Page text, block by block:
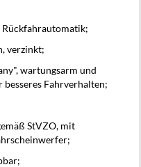
verzinkt;
wartungsarm und
Fahrverhalten;
StVZO, mit